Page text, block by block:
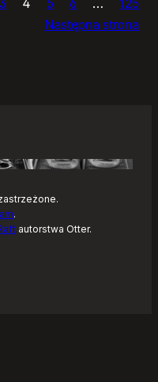
Następna strona
.
autorstwa Otter.